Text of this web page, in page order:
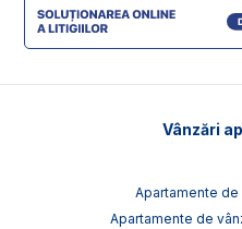
Vânzări
Apartamente de
Apartamente de